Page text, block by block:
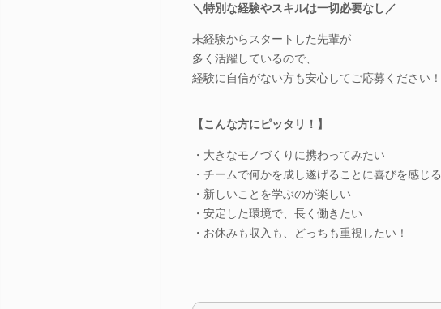
＼特別な経験やスキルは一切必要なし／
未経験からスタートした先輩が
多く活躍しているので、
経験に自信がない方も安心してご応募ください！
【こんな方にピッタリ！】
・大きなモノづくりに携わってみたい
・チームで何かを成し遂げることに喜びを感じる
・新しいことを学ぶのが楽しい
・安定した環境で、長く働きたい
・お休みも収入も、どっちも重視したい！